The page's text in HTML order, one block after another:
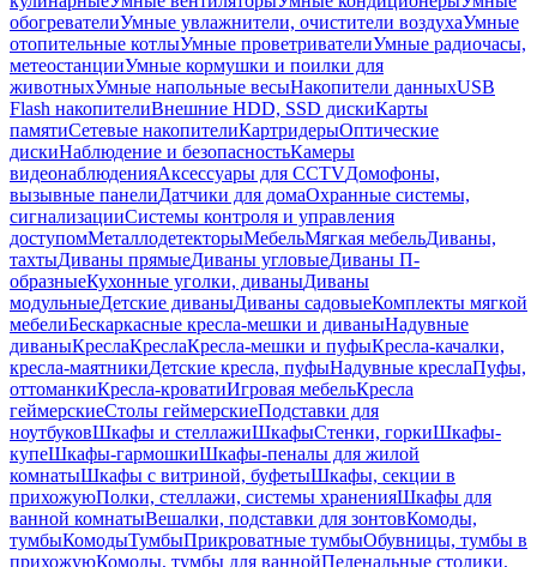
обогревателиУмные увлажнители, очистители воздухаУмные
отопительные котлыУмные проветривателиУмные радиочасы,
метеостанцииУмные кормушки и поилки для
животныхУмные напольные весыНакопители данныхUSB
Flash накопителиВнешние HDD, SSD дискиКарты
памятиСетевые накопителиКартридерыОптические
дискиНаблюдение и безопасностьКамеры
видеонаблюденияАксессуары для CCTVДомофоны,
вызывные панелиДатчики для домаОхранные системы,
сигнализацииСистемы контроля и управления
доступомМеталлодетекторыМебельМягкая мебельДиваны,
тахтыДиваны прямыеДиваны угловыеДиваны П-
образныеКухонные уголки, диваныДиваны
модульныеДетские диваныДиваны садовыеКомплекты мягкой
мебелиБескаркасные кресла-мешки и диваныНадувные
диваныКреслаКреслаКресла-мешки и пуфыКресла-качалки,
кресла-маятникиДетские кресла, пуфыНадувные креслаПуфы,
оттоманкиКресла-кроватиИгровая мебельКресла
геймерскиеСтолы геймерскиеПодставки для
ноутбуковШкафы и стеллажиШкафыСтенки, горкиШкафы-
купеШкафы-гармошкиШкафы-пеналы для жилой
комнатыШкафы с витриной, буфетыШкафы, секции в
прихожуюПолки, стеллажи, системы храненияШкафы для
ванной комнатыВешалки, подставки для зонтовКомоды,
тумбыКомодыТумбыПрикроватные тумбыОбувницы, тумбы в
прихожуюКомоды, тумбы для ваннойПеленальные столики,